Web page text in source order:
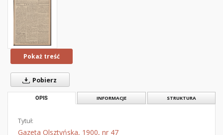
Pokaż treść
Pobierz
OPIS INFORMACJE STRUKTURA
Tytuł:
Gazeta Olsztyńska, 1900, nr 47